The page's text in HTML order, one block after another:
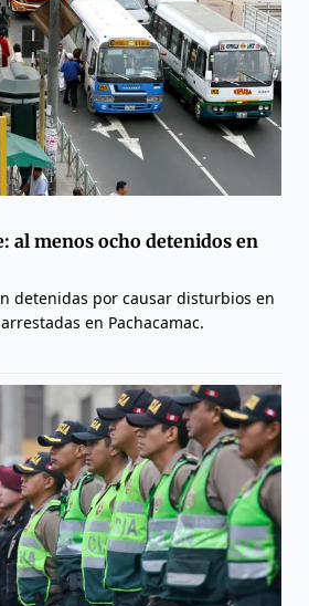
al menos ocho detenidos en
detenidas por causar disturbios en
en Pachacamac.